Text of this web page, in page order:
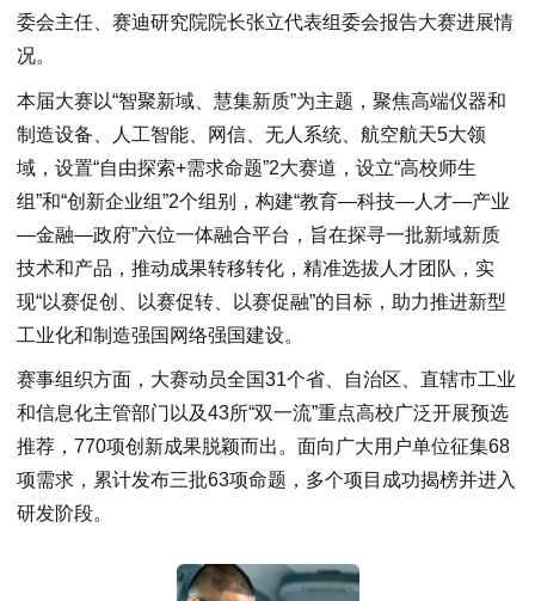
委会主任、赛迪研究院院长张立代表组委会报告大赛进展情
况。
本届大赛以“智聚新域、慧集新质”为主题，聚焦高端仪器和
制造设备、人工智能、网信、无人系统、航空航天5大领
域，设置“自由探索+需求命题”2大赛道，设立“高校师生
组”和“创新企业组”2个组别，构建“教育—科技—人才—产业
—金融—政府”六位一体融合平台，旨在探寻一批新域新质
技术和产品，推动成果转移转化，精准选拔人才团队，实
现“以赛促创、以赛促转、以赛促融”的目标，助力推进新型
工业化和制造强国网络强国建设。
赛事组织方面，大赛动员全国31个省、自治区、直辖市工业
和信息化主管部门以及43所“双一流”重点高校广泛开展预选
推荐，770项创新成果脱颖而出。面向广大用户单位征集68
项需求，累计发布三批63项命题，多个项目成功揭榜并进入
研发阶段。